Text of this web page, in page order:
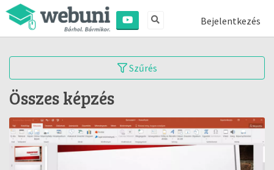
Bejelentkezés
Szűrés
Összes képzés